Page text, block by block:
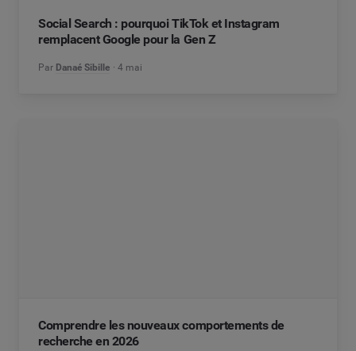
Social Search : pourquoi TikTok et Instagram
remplacent Google pour la Gen Z
Par Danaé Sibille 4 mai
Comprendre les nouveaux comportements de
recherche en 2026